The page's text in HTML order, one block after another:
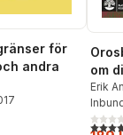
för
andra
om
Erik
4,3